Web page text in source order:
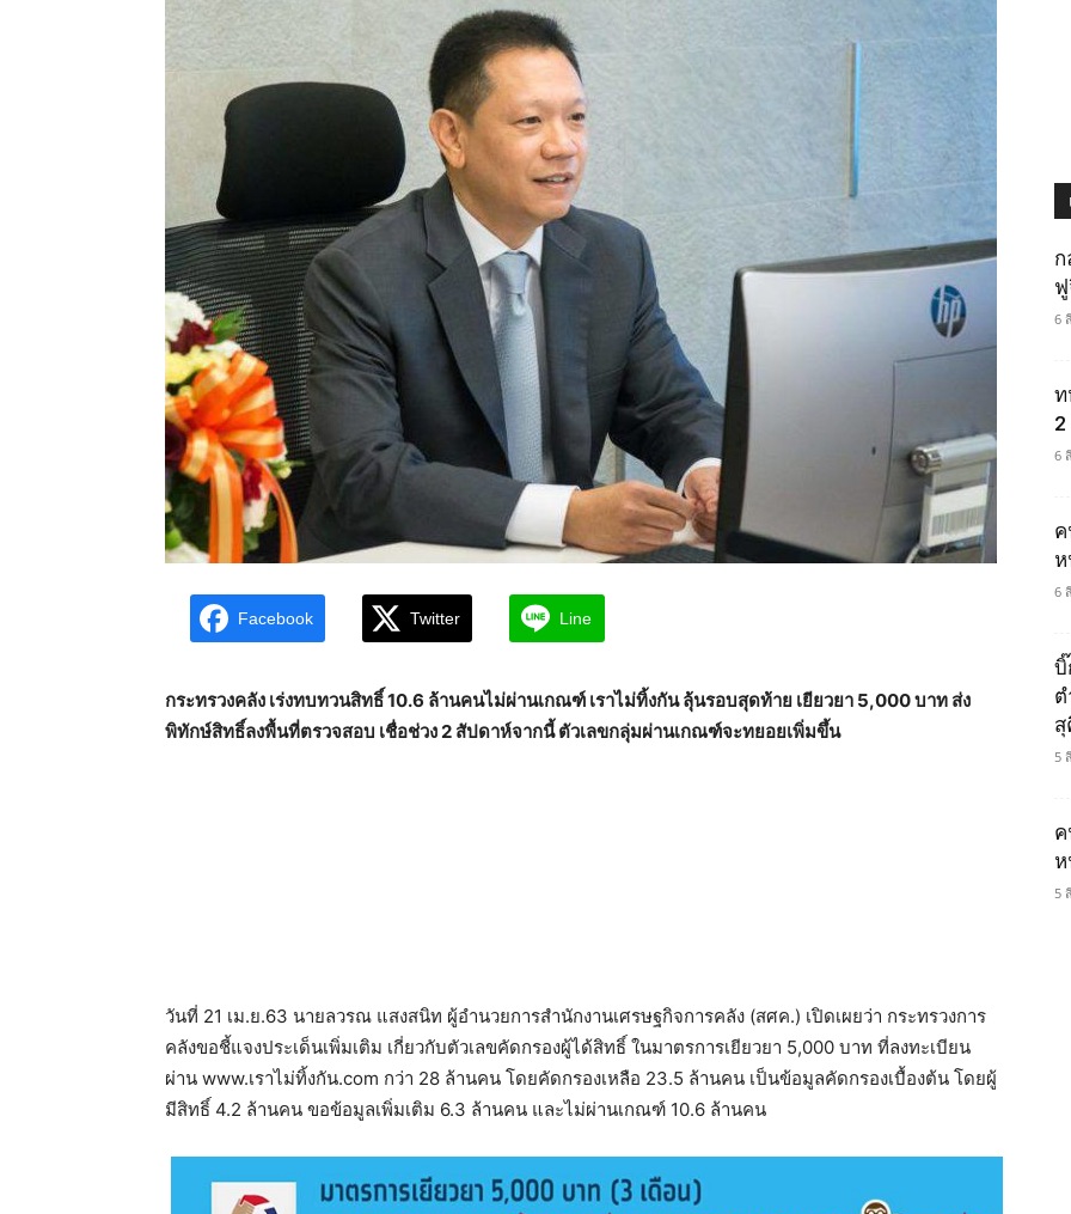
Facebook Twitter Line
กระทรวงคลัง เร่งทบทวนสิทธิ์ 10.6 ล้านคนไม่ผ่านเกณฑ์ เราไม่ทิ้งกัน ลุ้นรอบสุดท้าย เยียวยา 5,000 บาท ส่ง
พิทักษ์สิทธิ์ลงพื้นที่ตรวจสอบ เชื่อช่วง 2 สัปดาห์จากนี้ ตัวเลขกลุ่มผ่านเกณฑ์จะทยอยเพิ่มขึ้น
วันที่ 21 เม.ย.63 นายลวรณ แสงสนิท ผู้อำนวยการสำนักงานเศรษฐกิจการคลัง (สศค.) เปิดเผยว่า กระทรวงการ
คลังขอชี้แจงประเด็นเพิ่มเติม เกี่ยวกับตัวเลขคัดกรองผู้ได้สิทธิ์ ในมาตรการเยียวยา 5,000 บาท ที่ลงทะเบียน
ผ่าน www.เราไม่ทิ้งกัน.com กว่า 28 ล้านคน โดยคัดกรองเหลือ 23.5 ล้านคน เป็นข้อมูลคัดกรองเบื้องต้น โดยผู้
มีสิทธิ์ 4.2 ล้านคน ขอข้อมูลเพิ่มเติม 6.3 ล้านคน และไม่ผ่านเกณฑ์ 10.6 ล้านคน
6
ท
6
ห
6
บิ๊
5
ห
5